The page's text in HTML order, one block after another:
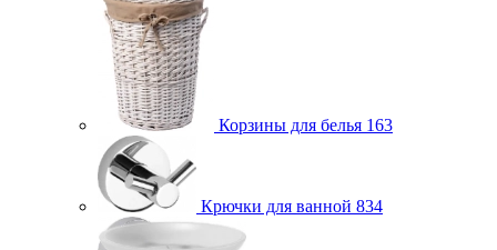
Корзины для белья 163
Крючки для ванной 834